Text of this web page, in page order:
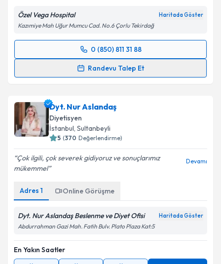
Özel Vega Hospital Haritada Göster
Kazımiye Mah Uğur Mumcu Cad. No.6 Çorlu Tekirdağ
0 (850) 811 31 88
Randevu Talep Et
Randevu Takvimi Talebi
hazırlandığında e-posta ile bilgilendireceğiz.
E-posta Adresiniz
kapsamda işlenmesini kabul ediyorum.
Takvim Talebini Gönder
Dyt. Nur Aslandaş
Diyetisyen
İstanbul, Sultanbeyli
5 (370 Değerlendirme)
Çok ilgili, çok severek gidiyoruz ve sonuçlarımız
mükemmel️
Devamı
Adres 1 Online Görüşme
Dyt. Nur Aslandaş Beslenme ve Diyet Ofisi Haritada Göster
Abdurrahman Gazi Mah. Fatih Bulv. Plato Plaza Kat:5
En Yakın Saatler